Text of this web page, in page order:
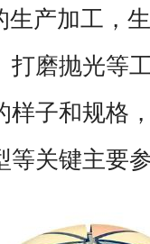
生产加工，
打磨抛光等
样子和规格
等关键主要